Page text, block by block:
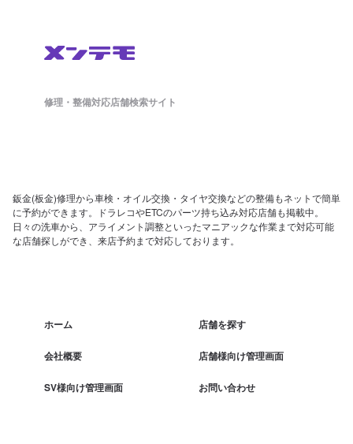
修理・整備対応店舗検索サイト
鈑金(板金)修理から車検・オイル交換・タイヤ交換などの整備もネットで簡単
に予約ができます。ドラレコやETCのパーツ持ち込み対応店舗も掲載中。
日々の洗車から、アライメント調整といったマニアックな作業まで対応可能
な店舗探しができ、来店予約まで対応しております。
ホーム 店舗を探す
会社概要 店舗様向け管理画面
SV様向け管理画面 お問い合わせ